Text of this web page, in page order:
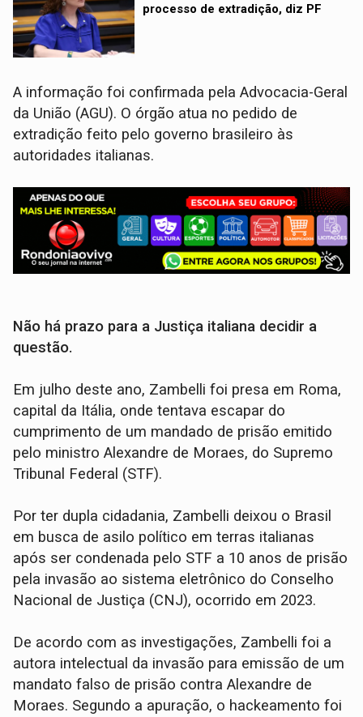
processo de extradição, diz PF
A informação foi confirmada pela Advocacia-Geral
da União (AGU). O órgão atua no pedido de
extradição feito pelo governo brasileiro às
autoridades italianas.
Não há prazo para a Justiça italiana decidir a
questão.
Em julho deste ano, Zambelli foi presa em Roma,
capital da Itália, onde tentava escapar do
cumprimento de um mandado de prisão emitido
pelo ministro Alexandre de Moraes, do Supremo
Tribunal Federal (STF).
Por ter dupla cidadania, Zambelli deixou o Brasil
em busca de asilo político em terras italianas
após ser condenada pelo STF a 10 anos de prisão
pela invasão ao sistema eletrônico do Conselho
Nacional de Justiça (CNJ), ocorrido em 2023.
De acordo com as investigações, Zambelli foi a
autora intelectual da invasão para emissão de um
mandato falso de prisão contra Alexandre de
Moraes. Segundo a apuração, o hackeamento foi